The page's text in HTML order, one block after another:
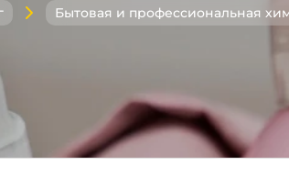
Бытовая и профессиональная